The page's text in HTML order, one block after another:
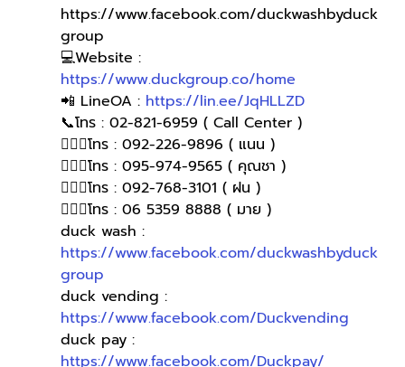
https://www.facebook.com/duckwashbyduck
group
💻Website :
https://www.duckgroup.co/home
📲 LineOA : https://lin.ee/JqHLLZD
📞โทร : 02-821-6959 ( Call Center )
🙋🏻‍♀️โทร : 092-226-9896 ( แนน )
🙋🏻‍♀โทร : 095-974-9565 ( คุณชา )
🙋🏻‍♀โทร : 092-768-3101 ( ฝน )
🙋🏻‍♀️โทร : 06 5359 8888 ( มาย )
duck wash :
https://www.facebook.com/duckwashbyduck
group
duck vending :
https://www.facebook.com/Duckvending
duck pay :
https://www.facebook.com/Duckpay/